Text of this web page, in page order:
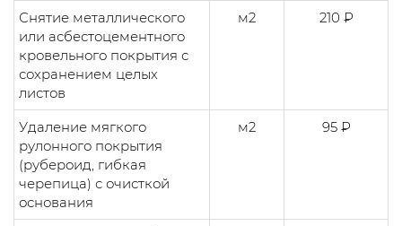
Снятие металлического
или асбестоцементного
кровельного покрытия с
сохранением целых
листов
м2 210 ₽
Удаление мягкого
рулонного покрытия
(рубероид, гибкая
черепица) с очисткой
основания
м2 95 ₽